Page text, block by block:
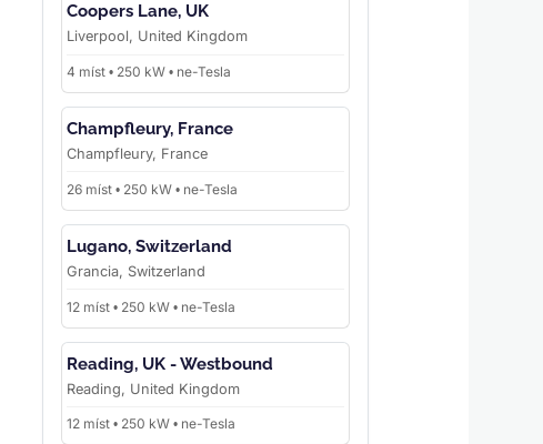
Coopers Lane, UK
Liverpool, United Kingdom
4 míst • 250 kW • ne-Tesla
Champfleury, France
Champfleury, France
26 míst • 250 kW • ne-Tesla
Lugano, Switzerland
Grancia, Switzerland
12 míst • 250 kW • ne-Tesla
Reading, UK - Westbound
Reading, United Kingdom
12 míst • 250 kW • ne-Tesla